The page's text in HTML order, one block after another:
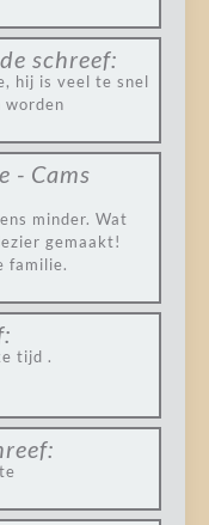
schreef:
hij is veel te snel
- Cams
minder. Wat
gemaakt!
familie.
tijd .